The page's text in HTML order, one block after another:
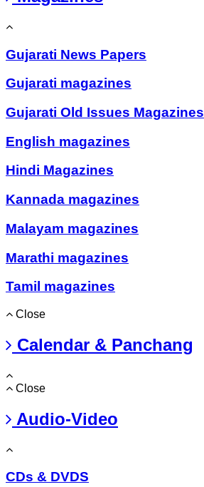
Gujarati News Papers
Gujarati magazines
Gujarati Old Issues Magazines
English magazines
Hindi Magazines
Kannada magazines
Malayam magazines
Marathi magazines
Tamil magazines
Close
Calendar & Panchang
Close
Audio-Video
CDs & DVDS